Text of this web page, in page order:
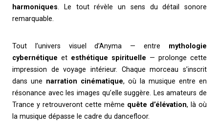
harmoniques. Le tout révèle un sens du détail sonore
remarquable.
Tout l’univers visuel d’Anyma — entre mythologie
cybernétique et esthétique spirituelle — prolonge cette
impression de voyage intérieur. Chaque morceau s’inscrit
dans une narration cinématique, où la musique entre en
résonance avec les images qu’elle suggère. Les amateurs de
Trance y retrouveront cette même quête d’élévation, là où
la musique dépasse le cadre du dancefloor.